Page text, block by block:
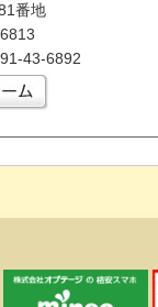
番地
43-6892